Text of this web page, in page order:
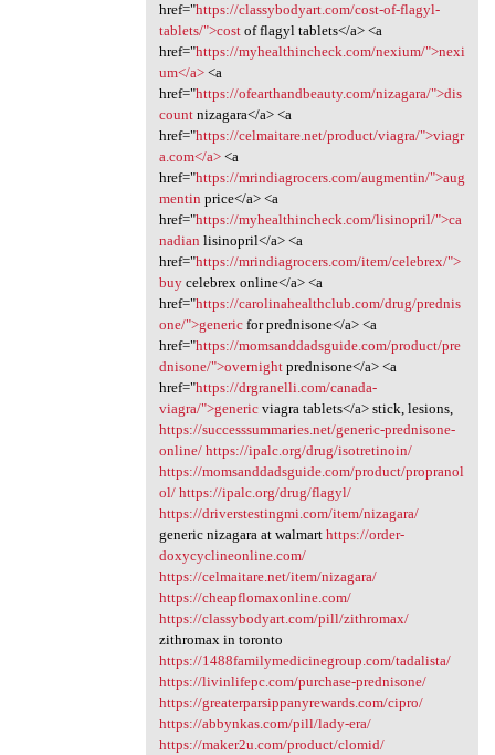
href="https://classybodyart.com/cost-of-flagyl-
tablets/">costof flagyl tablets</a> <a
href="https://myhealthincheck.com/nexium/">nexi
um</a><a
href="https://ofearthandbeauty.com/nizagara/">dis
countnizagara</a> <a
href="https://celmaitare.net/product/viagra/">viagr
a.com</a><a
href="https://mrindiagrocers.com/augmentin/">aug
mentin price</a> <a
href="https://myhealthincheck.com/lisinopril/">ca
nadian lisinopril</a> <a
href="https://mrindiagrocers.com/item/celebrex/">
buycelebrex online</a> <a
href="https://carolinahealthclub.com/drug/prednis
one/">genericfor prednisone</a> <a
href="https://momsanddadsguide.com/product/pre
dnisone/">overnightprednisone</a> <a
href="https://drgranelli.com/canada-
viagra/">genericviagra tablets</a> stick, lesions,
https://successsummaries.net/generic-prednisone-
online/ https://ipalc.org/drug/isotretinoin/
https://momsanddadsguide.com/product/propranol
ol/ https://ipalc.org/drug/flagyl/
https://driverstestingmi.com/item/nizagara/
generic nizagara at walmart https://order-
doxycyclineonline.com/
https://celmaitare.net/item/nizagara/
https://cheapflomaxonline.com/
https://classybodyart.com/pill/zithromax/
zithromax in toronto
https://1488familymedicinegroup.com/tadalista/
https://livinlifepc.com/purchase-prednisone/
https://greaterparsippanyrewards.com/cipro/
https://abbynkas.com/pill/lady-era/
https://maker2u.com/product/clomid/